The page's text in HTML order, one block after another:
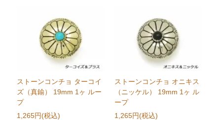
ストーンコンチョ ターコイ
ズ（真鍮） 19mm 1ヶ ルー
プ
1,265円(税込)
ストーンコンチョ オニキス
（ニッケル） 19mm 1ヶ ル
ープ
1,265円(税込)